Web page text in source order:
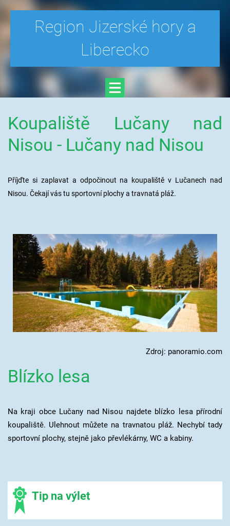
Region Jizerské hory a
Liberecko
Koupaliště Lučany nad
Nisou - Lučany nad Nisou
Příjďte si zaplavat a odpočinout na koupaliště v Lučanech nad
Nisou. Čekají vás tu sportovní plochy a travnatá pláž.
Zdroj: panoramio.com
Blízko lesa
Na kraji obce Lučany nad Nisou najdete blízko lesa přírodní
koupaliště. Ulehnout můžete na travnatou pláž. Nechybí tady
sportovní plochy, stejně jako převlékárny, WC a kabiny.
Tip na výlet